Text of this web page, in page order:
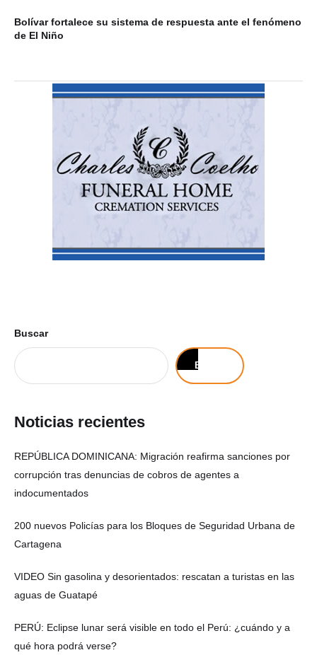
Bolívar fortalece su sistema de respuesta ante el fenómeno
de El Niño
Buscar
Buscar
Noticias recientes
REPÚBLICA DOMINICANA: Migración reafirma sanciones por
corrupción tras denuncias de cobros de agentes a
indocumentados
200 nuevos Policías para los Bloques de Seguridad Urbana de
Cartagena
VIDEO Sin gasolina y desorientados: rescatan a turistas en las
aguas de Guatapé
PERÚ: Eclipse lunar será visible en todo el Perú: ¿cuándo y a
qué hora podrá verse?